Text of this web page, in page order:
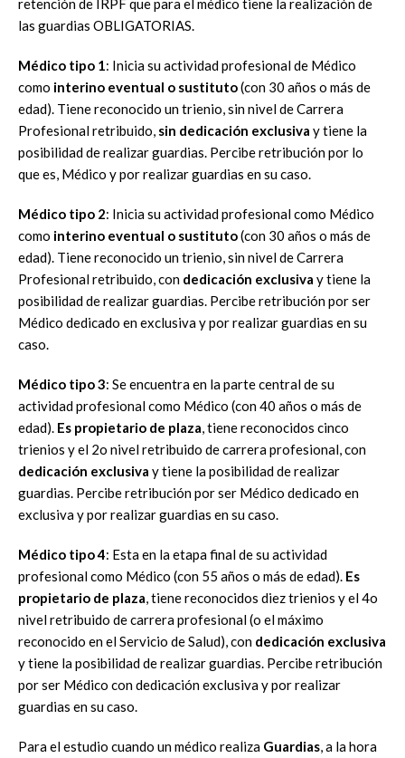
retención de IRPF que para el médico tiene la realización de
las guardias OBLIGATORIAS.
Médico tipo 1: Inicia su actividad profesional de Médico
como interino eventual o sustituto(con 30 años o más de
edad). Tiene reconocido un trienio, sin nivel de Carrera
Profesional retribuido, sin dedicación exclusiva y tiene la
posibilidad de realizar guardias. Percibe retribución por lo
que es, Médico y por realizar guardias en su caso.
Médico tipo 2: Inicia su actividad profesional como Médico
como interino eventual o sustituto(con 30 años o más de
edad). Tiene reconocido un trienio, sin nivel de Carrera
Profesional retribuido, con dedicación exclusiva y tiene la
posibilidad de realizar guardias. Percibe retribución por ser
Médico dedicado en exclusiva y por realizar guardias en su
caso.
Médico tipo 3: Se encuentra en la parte central de su
actividad profesional como Médico (con 40 años o más de
edad). Es propietario de plaza, tiene reconocidos cinco
trienios y el 2o nivel retribuido de carrera profesional, con
dedicación exclusiva y tiene la posibilidad de realizar
guardias. Percibe retribución por ser Médico dedicado en
exclusiva y por realizar guardias en su caso.
Médico tipo 4: Esta en la etapa final de su actividad
profesional como Médico (con 55 años o más de edad). Es
propietario de plaza, tiene reconocidos diez trienios y el 4o
nivel retribuido de carrera profesional (o el máximo
reconocido en el Servicio de Salud), con dedicación exclusiva
y tiene la posibilidad de realizar guardias. Percibe retribución
por ser Médico con dedicación exclusiva y por realizar
guardias en su caso.
Para el estudio cuando un médico realiza Guardias, a la hora